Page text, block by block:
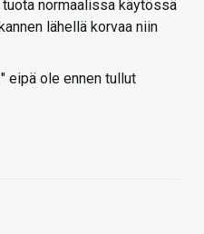
normaalissa käytössä
lähellä korvaa niin
eipä ole ennen tullut